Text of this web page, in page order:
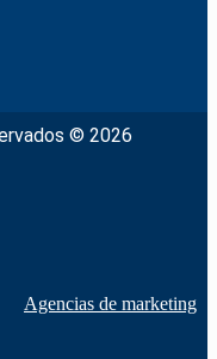
© 2026
Agencias de marketing